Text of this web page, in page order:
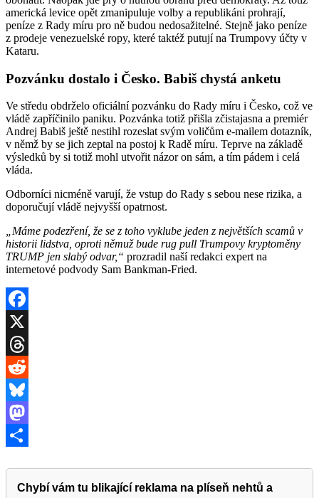
americká levice opět zmanipuluje volby a republikáni prohrají,
peníze z Rady míru pro ně budou nedosažitelné. Stejně jako peníze
z prodeje venezuelské ropy, které taktéž putují na Trumpovy účty v
Kataru.
Pozvánku dostalo i Česko. Babiš chystá anketu
Ve středu obdrželo oficiální pozvánku do Rady míru i Česko, což ve
vládě zapříčinilo paniku. Pozvánka totiž přišla zčistajasna a premiér
Andrej Babiš ještě nestihl rozeslat svým voličům e-mailem dotazník,
v němž by se jich zeptal na postoj k Radě míru. Teprve na základě
výsledků by si totiž mohl utvořit názor on sám, a tím pádem i celá
vláda.
Odborníci nicméně varují, že vstup do Rady s sebou nese rizika, a
doporučují vládě nejvyšší opatrnost.
„Máme podezření, že se z toho vyklube jeden z největších scamů v
historii lidstva, oproti němuž bude rug pull Trumpovy kryptoměny
TRUMP jen slabý odvar,“ prozradil naší redakci expert na
internetové podvody Sam Bankman-Fried.
Facebook
X
Threads
Reddit
Bluesky
Mastodon
Chybí vám tu blikající reklama na plíseň nehtů a